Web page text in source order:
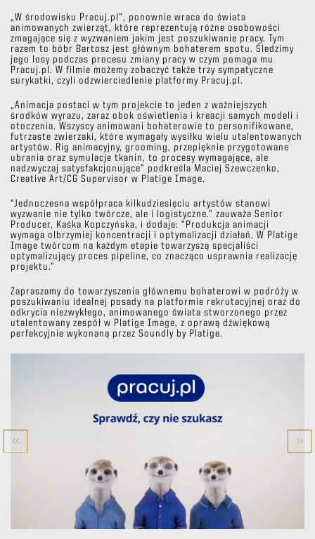
„W środowisku Pracuj.pl”, ponownie wraca do świata
animowanych zwierząt, które reprezentują różne osobowości
zmagające się z wyzwaniem jakim jest poszukiwanie pracy. Tym
razem to bóbr Bartosz jest głównym bohaterem spotu. Śledzimy
jego losy podczas procesu zmiany pracy w czym pomaga mu
Pracuj.pl. W filmie możemy zobaczyć także trzy sympatyczne
surykatki, czyli odzwierciedlenie platformy Pracuj.pl.
„Animacja postaci w tym projekcie to jeden z ważniejszych
środków wyrazu, zaraz obok oświetlenia i kreacji samych modeli i
otoczenia. Wszyscy animowani bohaterowie to personifikowane,
futrzaste zwierzaki, które wymagały wysiłku wielu utalentowanych
artystów. Rig animacyjny, grooming, przepięknie przygotowane
ubrania oraz symulacje tkanin, to procesy wymagające, ale
nadzwyczaj satysfakcjonujące” podkreśla Maciej Szewczenko,
Creative Art/CG Supervisor w Platige Image.
“Jednoczesna współpraca kilkudziesięciu artystów stanowi
wyzwanie nie tylko twórcze, ale i logistyczne.” zauważa Senior
Producer, Kaśka Kopczyńska, i dodaje: “Produkcja animacji
wymaga olbrzymiej koncentracji i optymalizacji działań. W Platige
Image twórcom na każdym etapie towarzyszą specjaliści
optymalizujący proces pipeline, co znacząco usprawnia realizację
projektu.”
Zapraszamy do towarzyszenia głównemu bohaterowi w podróży w
poszukiwaniu idealnej posady na platformie rekrutacyjnej oraz do
odkrycia niezwykłego, animowanego świata stworzonego przez
utalentowany zespół w Platige Image, z oprawą dźwiękową
perfekcyjnie wykonaną przez Soundly by Platige.